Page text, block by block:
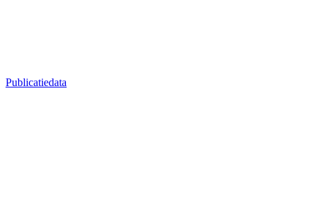
Publicatiedata